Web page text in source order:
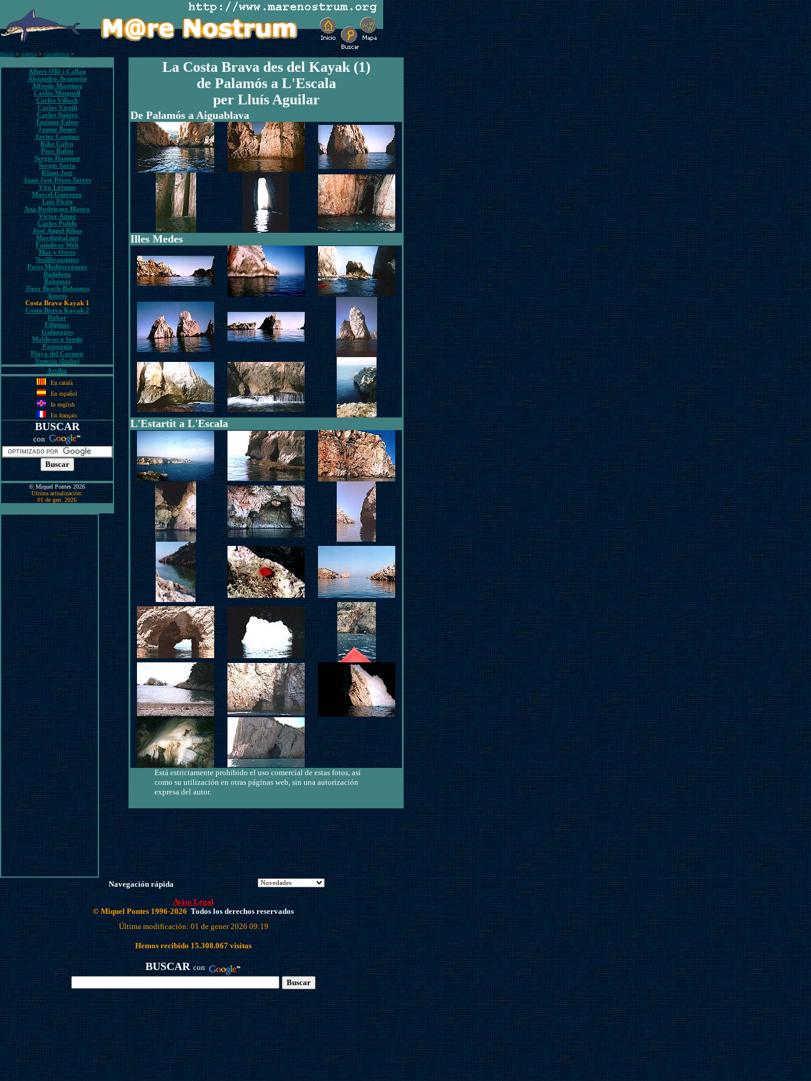
Inicio >galeria>costabrava >
Albert Ollé i Callau
Alejandro Avampini
Alfredo Martínez
Carlos Minguell
Carlos Villoch
Carlos Virgili
Carlos Suárez
Enrique Faber
Jaume Bonet
Javier Campos
Kike Calvo
Pere Rubio
Sergio Hanquet
Sergio Sarta
Klaus Jost
Juan José Pérez Torres
Vito Lorusso
Marcel Guerrero
Luis Picón
Ana Rodríguez Blanco
Víctor Amor
Carlos Pulido
José Ángel Ribas
Mardigital.net
Famdiver Web
Mar y Otros
Nudibranquios
Peces Mediterráneos
Badalona
Bahamas
Tiger Beach-Bahamas
Azores
Costa Brava Kayak 1
Costa Brava Kayak 2
Dakar
Filipinas
Galápagos
Maldivas a fondo
Patagonia
Playa del Carmen
Venecia (Italia)
Arriba
En català
En español
In english
En français
BUSCAR
con
© Miquel Pontes 2026
Última actualización:
01 de gen. 2026
La Costa Brava des del Kayak (1)
de Palamós a L'Escala
per Lluís Aguilar
De Palamós a Aiguablava
Illes Medes
L'Estartit a L'Escala
Está estrictamente prohibido el uso comercial de estas fotos, así
como su utilización en otras páginas web, sin una autorización
expresa del autor.
Navegación rápida
Aviso Legal
© Miquel Pontes 1996-2026 Todos los derechos reservados
Última modificación: 01 de gener 2026 09:19
Hemos recibido 15.308.067 visitas
BUSCAR con